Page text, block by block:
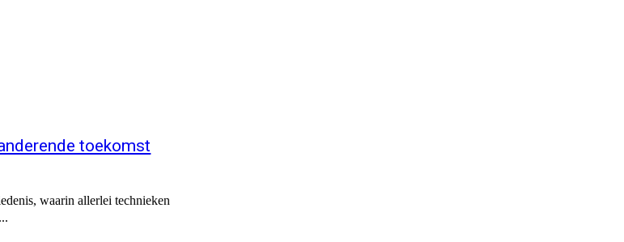
toekomst
waarin allerlei technieken